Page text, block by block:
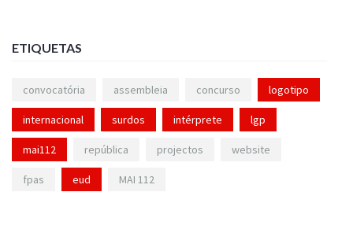
ETIQUETAS
convocatória assembleia concurso logotipo
internacional surdos intérprete lgp
mai112 república projectos website
fpas eud MAI 112